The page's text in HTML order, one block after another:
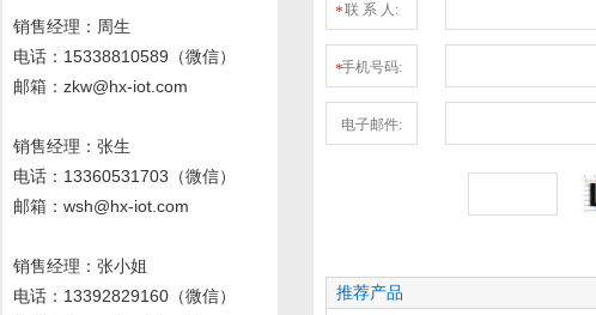
销售经理：周生
电话 ：15338810589 （微信）
邮箱：zkw@hx-iot.com
销售经理：张生
电话 ：13360531703 （微信）
邮箱：wsh@hx-iot.com
销售经理：张小姐
电话 ：13392829160 （微信）
*联 系 人:
*手机号码:
电子邮件:
推荐产品